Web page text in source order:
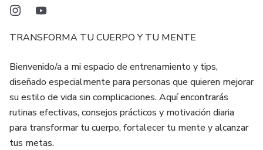
TRANSFORMA TU CUERPO Y TU MENTE
Bienvenido/a a mi espacio de entrenamiento y tips,
diseñado especialmente para personas que quieren mejorar
su estilo de vida sin complicaciones. Aquí encontrarás
rutinas efectivas, consejos prácticos y motivación diaria
para transformar tu cuerpo, fortalecer tu mente y alcanzar
tus metas.